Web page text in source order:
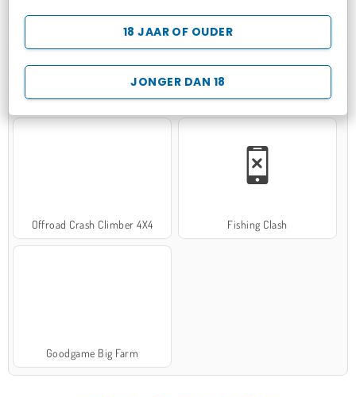
JONGER DAN 18
18 JAAR OF OUDER
Hospital Surgeon Doctor Game Potion Sort
Offroad Crash Climber 4X4 Fishing Clash
Goodgame Big Farm